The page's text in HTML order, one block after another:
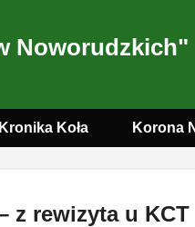
Noworudzkich"
Kronika Koła Korona
z rewizyta u KCT